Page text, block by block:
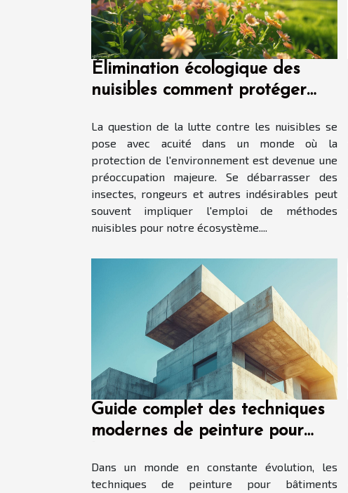
Élimination écologique des
nuisibles comment protéger
l'environnement
La question de la lutte contre les nuisibles se
pose avec acuité dans un monde où la
protection de l'environnement est devenue une
préoccupation majeure. Se débarrasser des
insectes, rongeurs et autres indésirables peut
souvent impliquer l'emploi de méthodes
nuisibles pour notre écosystème....
Guide complet des techniques
modernes de peinture pour
Dans un monde en constante évolution, les
techniques de peinture pour bâtiments